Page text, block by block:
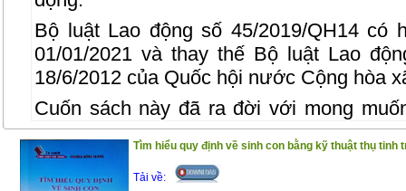
Bộ luật Lao động số 45/2019/QH14 có
01/01/2021 và thay thế Bộ luật Lao
18/6/2012 của Quốc hội nước Cộng hòa
Cuốn sách này đã ra đời với mong
trong việc tra cứu, áp dụng Bộ luật Lao
của Bộ luật Lao động 2019 với 242 Điều
Đồng thời, cuốn sách còn in các văn bản
Tìm hiểu quy định về sinh con bằng kỹ thuật thụ tinh
Tải về: